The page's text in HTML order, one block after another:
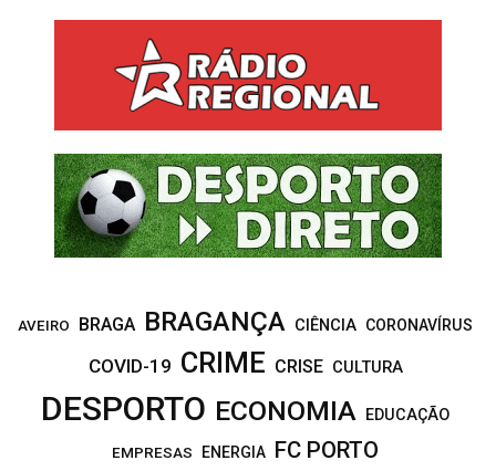
AVEIRO BRAGA BRAGANÇA CIÊNCIA CORONAVÍRUS
COVID-19 CRIME CRISE CULTURA
DESPORTO ECONOMIA EDUCAÇÃO
EMPRESAS ENERGIA FC PORTO